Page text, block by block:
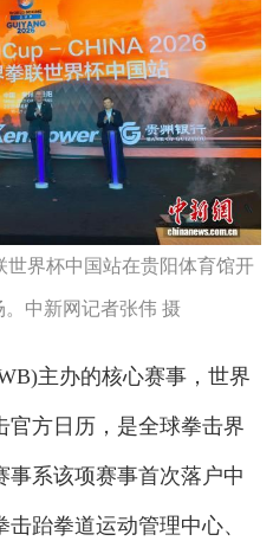
界杯中国站在贵阳体育馆开
中新网记者张伟 摄
主办的核心赛事，世界
官方日历，是全球拳击界
事系该项赛事首次落户中
跆拳道运动管理中心、